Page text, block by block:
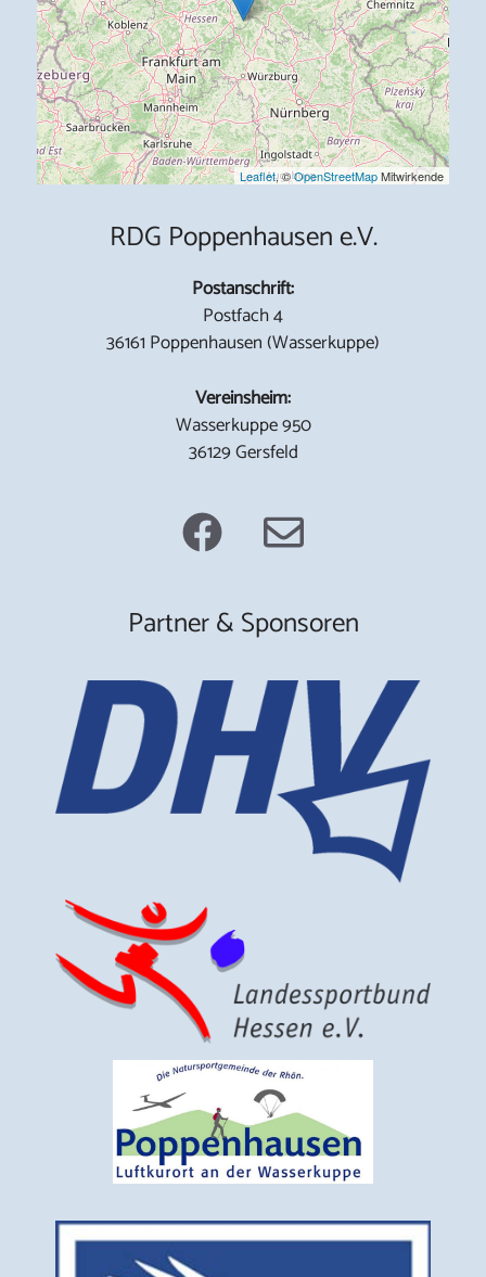
Leaflet, ©OpenStreetMapMitwirkende
RDG Poppenhausen e.V.
Postanschrift:
Postfach 4
36161 Poppenhausen (Wasserkuppe)
Vereinsheim:
Wasserkuppe 950
36129 Gersfeld
Partner & Sponsoren